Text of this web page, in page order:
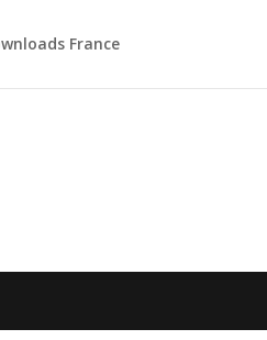
France